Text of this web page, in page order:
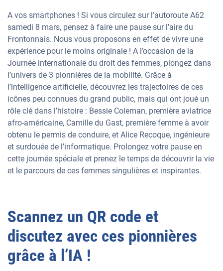
A vos smartphones ! Si vous circulez sur l’autoroute A62
samedi 8 mars, pensez à faire une pause sur l’aire du
Frontonnais. Nous vous proposons en effet de vivre une
expérience pour le moins originale ! A l’occasion de la
Journée internationale du droit des femmes, plongez dans
l’univers de 3 pionnières de la mobilité. Grâce à
l’intelligence artificielle, découvrez les trajectoires de ces
icônes peu connues du grand public, mais qui ont joué un
rôle clé dans l’histoire : Bessie Coleman, première aviatrice
afro-américaine, Camille du Gast, première femme à avoir
obtenu le permis de conduire, et Alice Recoque, ingénieure
et surdouée de l’informatique. Prolongez votre pause en
cette journée spéciale et prenez le temps de découvrir la vie
et le parcours de ces femmes singulières et inspirantes.
Scannez un QR code et
discutez avec ces pionnières
grâce à l’IA !